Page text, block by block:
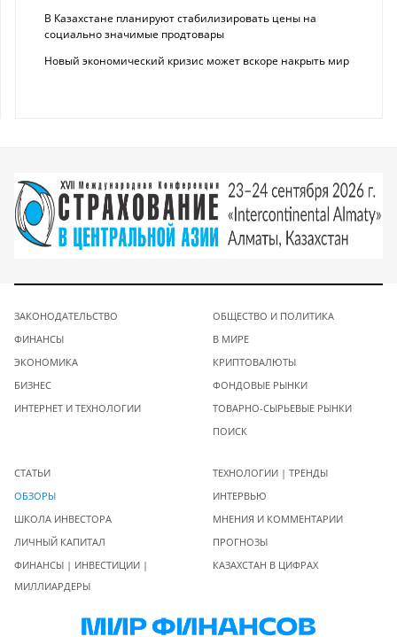
В Казахстане планируют стабилизировать цены на
социально значимые продтовары
Новый экономический кризис может вскоре накрыть мир
ЗАКОНОДАТЕЛЬСТВО
ФИНАНСЫ
ЭКОНОМИКА
БИЗНЕС
ИНТЕРНЕТ И ТЕХНОЛОГИИ
ОБЩЕСТВО И ПОЛИТИКА
В МИРЕ
КРИПТОВАЛЮТЫ
ФОНДОВЫЕ РЫНКИ
ТОВАРНО-СЫРЬЕВЫЕ РЫНКИ
ПОИСК
СТАТЬИ
ОБЗОРЫ
ШКОЛА ИНВЕСТОРА
ЛИЧНЫЙ КАПИТАЛ
ФИНАНСЫ | ИНВЕСТИЦИИ |
МИЛЛИАРДЕРЫ
ТЕХНОЛОГИИ | ТРЕНДЫ
ИНТЕРВЬЮ
МНЕНИЯ И КОММЕНТАРИИ
ПРОГНОЗЫ
КАЗАХСТАН В ЦИФРАХ